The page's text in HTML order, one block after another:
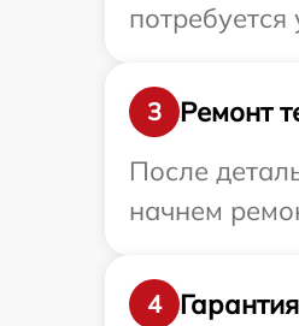
3
Ремонт
После
начнем
4
Гарантия